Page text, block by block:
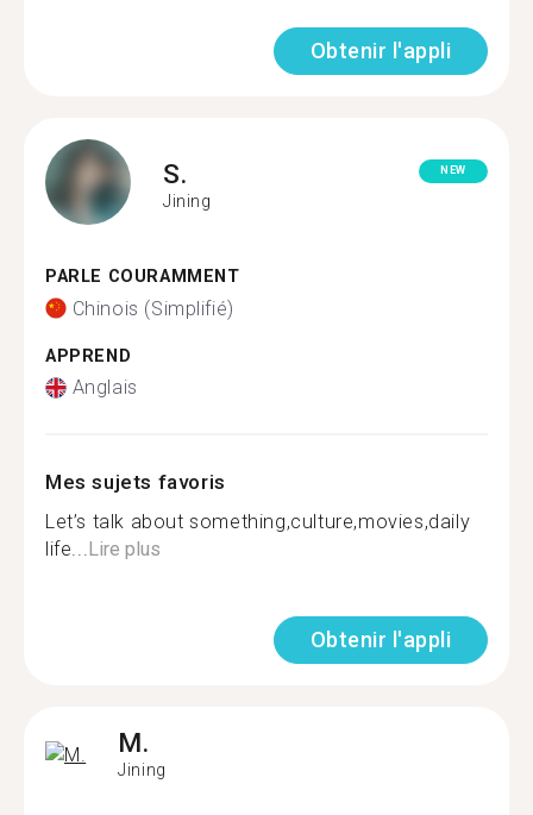
Obtenir l'appli
S.
Jining
NEW
PARLE COURAMMENT
Chinois (Simplifié)
APPREND
Anglais
Mes sujets favoris
Let’s talk about something,culture,movies,daily
life...Lire plus
Obtenir l'appli
M.
Jining